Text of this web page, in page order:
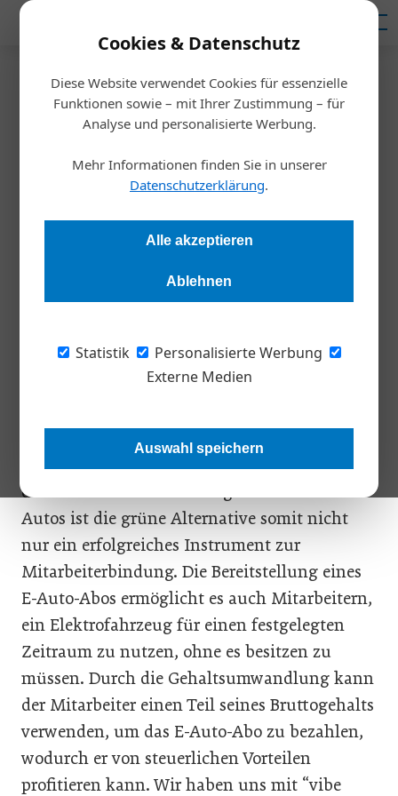
Cookies & Datenschutz
Diese Website verwendet Cookies für essenzielle
Funktionen sowie – mit Ihrer Zustimmung – für
Analyse und personalisierte Werbung.
Mehr Informationen finden Sie in unserer
Datenschutzerklärung.
Alle akzeptieren
Ablehnen
Statistik
Personalisierte Werbung
Externe Medien
Auswahl speichern
Startseite/ Fuhrpark
E-Auto Mitarbeiterbindung
E-Auto statt Gehalt: Zukunft
der Mitarbeiterbindung
Redaktion Die Wirtschaft
In den letzten Jahren haben viele Unternehmen erkannt, dass
einen positiven Beitrag zur Umwelt leisten, sondern auch als
attraktiver Anreiz für Mitarbeiter dienen kann.
Mit bis zu 30 % Ersparnis für den Arbeitgeber
durch Gehaltsumwandlung in Form von E-
Autos ist die grüne Alternative somit nicht
nur ein erfolgreiches Instrument zur
Mitarbeiterbindung. Die Bereitstellung eines
E-Auto-Abos ermöglicht es auch Mitarbeitern,
ein Elektrofahrzeug für einen festgelegten
Zeitraum zu nutzen, ohne es besitzen zu
müssen. Durch die Gehaltsumwandlung kann
der Mitarbeiter einen Teil seines Bruttogehalts
verwenden, um das E-Auto-Abo zu bezahlen,
wodurch er von steuerlichen Vorteilen
profitieren kann. Wir haben uns mit “vibe